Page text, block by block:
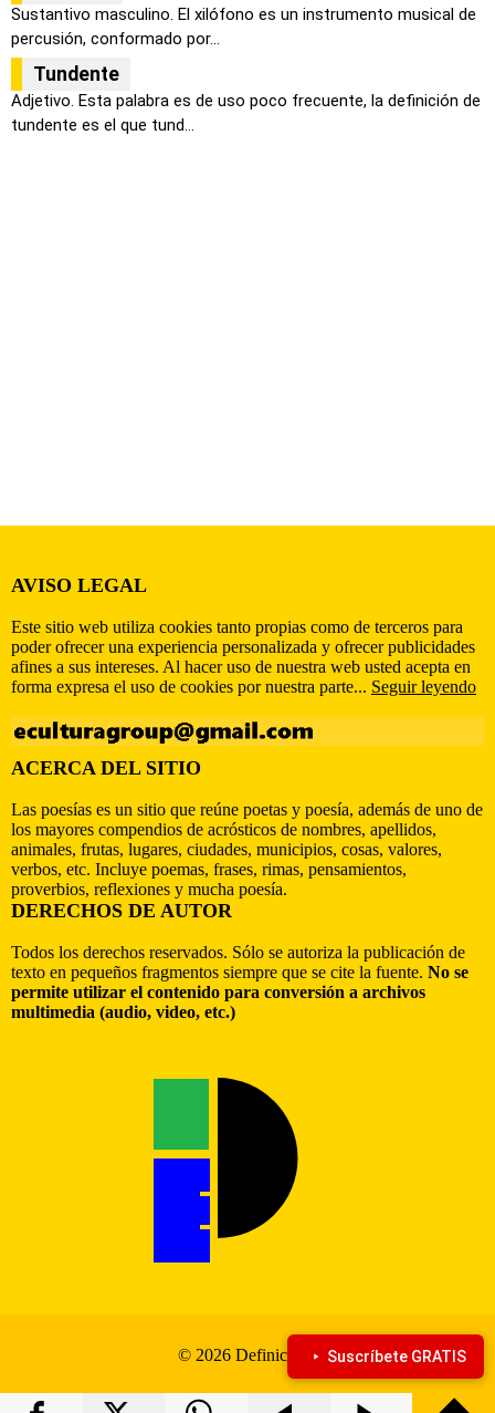
Sustantivo masculino. El xilófono es un instrumento musical de
percusión, conformado por...
Tundente
Adjetivo. Esta palabra es de uso poco frecuente, la definición de
tundente es el que tund...
AVISO LEGAL
Este sitio web utiliza cookies tanto propias como de terceros para
poder ofrecer una experiencia personalizada y ofrecer publicidades
afines a sus intereses. Al hacer uso de nuestra web usted acepta en
forma expresa el uso de cookies por nuestra parte... Seguir leyendo
ACERCA DEL SITIO
Las poesías es un sitio que reúne poetas y poesía, además de uno de
los mayores compendios de acrósticos de nombres, apellidos,
animales, frutas, lugares, ciudades, municipios, cosas, valores,
verbos, etc. Incluye poemas, frases, rimas, pensamientos,
proverbios, reflexiones y mucha poesía.
DERECHOS DE AUTOR
Todos los derechos reservados. Sólo se autoriza la publicación de
texto en pequeños fragmentos siempre que se cite la fuente. No se
permite utilizar el contenido para conversión a archivos
multimedia (audio, video, etc.)
© 2026 Definiciona Suscríbete GRATIS